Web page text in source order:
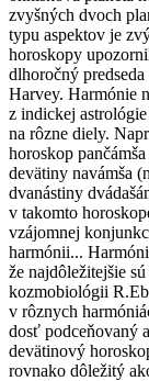
zvyšných dvoch
typu aspektov je
horoskopy
dlhoročný
Harvey. Harmónie
z indickej
na rôzne diely.
horoskop
devätiny navámša
dvanástiny
v takomto
vzájomnej
harmónii...
že najdôležitejšie
kozmobiológii
v rôznych
dosť podceňovaný
devätinový
rovnako dôležitý